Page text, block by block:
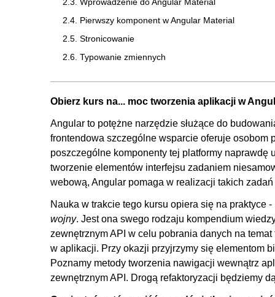
2.3. Wprowadzenie do Angular Material
2.4. Pierwszy komponent w Angular Material
2.5. Stronicowanie
2.6. Typowanie zmiennych
2.10. Pamięć Cache
2.11. Angular Material Spinner
2.12. Stylowanie aplikacji
3. Instalacja na serwerze
3.1. Instalacja na serwerze
Obierz kurs na... moc tworzenia aplikacji w
Angular to potężne narzędzie służące do
frontendowa szczególne wsparcie oferuje osobom
poszczególne komponenty tej platformy naprawdę
tworzenie elementów interfejsu zadaniem
webową, Angular pomaga w realizacji takich
Nauka w trakcie tego kursu opiera się na
wojny. Jest ona swego rodzaju kompendium
zewnętrznym API w celu pobrania danych na
w aplikacji. Przy okazji przyjrzymy się elementom
Poznamy metody tworzenia nawigacji wewnątrz
zewnętrznym API. Drogą refaktoryzacji będziemy